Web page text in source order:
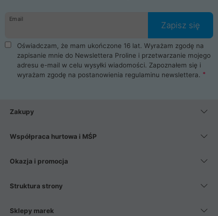
Email
Zapisz się
Oświadczam, że mam ukończone 16 lat. Wyrażam zgodę na
zapisanie mnie do Newslettera Proline i przetwarzanie mojego
adresu e-mail w celu wysyłki wiadomości. Zapoznałem się i
wyrażam zgodę na postanowienia regulaminu newslettera.
Zakupy
Współpraca hurtowa i MŚP
Okazja i promocja
Struktura strony
Sklepy marek